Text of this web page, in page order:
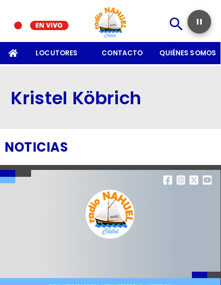
LOCUTORES CONTACTO QUIÉNES SOMOS
Kristel Köbrich
NOTICIAS